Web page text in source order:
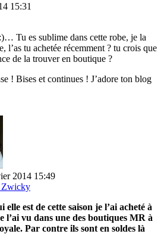
15:31
Tu es sublime dans cette robe, je la
l’as tu achetée récemment ? tu crois que
de la trouver en boutique ?
! Bises et continues ! J’adore ton blog
2014 15:49
Zwicky
elle est de cette saison je l’ai acheté à
l’ai vu dans une des boutiques MR à
Par contre ils sont en soldes là